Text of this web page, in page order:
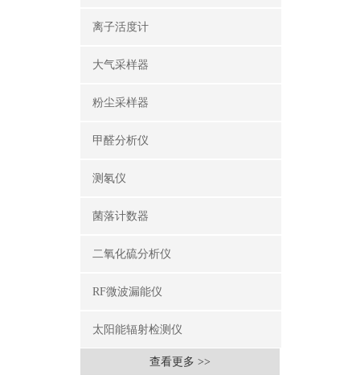
离子活度计
大气采样器
粉尘采样器
甲醛分析仪
测氡仪
菌落计数器
二氧化硫分析仪
RF微波漏能仪
太阳能辐射检测仪
查看更多 >>